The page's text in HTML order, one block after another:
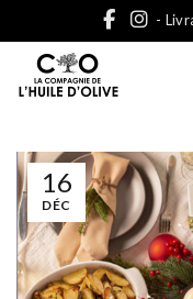
-
16
DÉC